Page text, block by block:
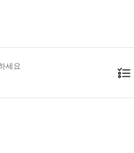
승객은 안전, 편안함, 및 비행 중 적절한
세요